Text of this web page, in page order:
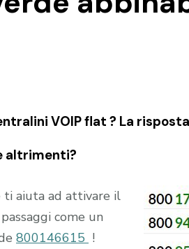
VOIP flat ? La
altrimenti?
ti aiuta ad attivare il
come un
800146615 !